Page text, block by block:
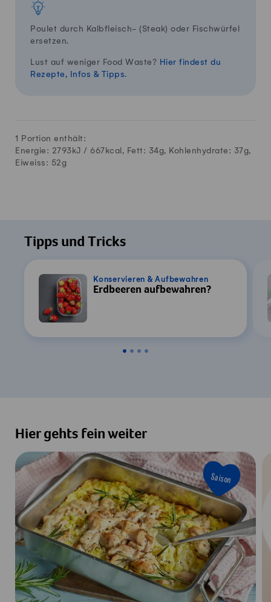
Poulet durch Kalbfleisch- (Steak) oder Fischwürfel
ersetzen.
Lust auf weniger Food Waste? Hier findest du
Rezepte, Infos & Tipps.
1 Portion enthält:
Energie: 2793kJ / 667 kcal, Fett: 34g, Kohlenhydrate: 37g,
Eiweiss: 52g
Tipps und Tricks
Konservieren & Aufbewahren
Erdbeeren aufbewahren?
Hier gehts fein weiter
Saison